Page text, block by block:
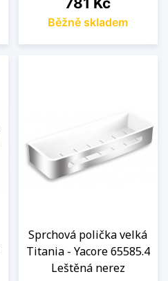
Běžně skladem
Sprchová polička velká
Titania - Yacore 65585.4
Leštěná nerez